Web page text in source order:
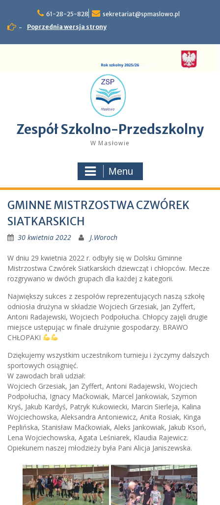
content
61-28-25-828
sekretariat@spmaslowo.pl
-
Poprzednia wersja strony
Zespół Szkolno-Przedszkolny
W Masłowie
Menu
GMINNE MISTRZOSTWA CZWÓREK
SIATKARSKICH
30 kwietnia 2022 J.Woroch
W dniu 29 kwietnia 2022 r. odbyły się w Dolsku Gminne
Mistrzostwa Czwórek Siatkarskich dziewcząt i chłopców. Mecze
rozgrywano w dwóch grupach dla każdej z kategorii.
Największy sukces z zespołów reprezentujących naszą szkołę
odniosła drużyna w składzie Wojciech Grzesiak, Jan Zyffert,
Antoni Radajewski, Wojciech Podpołucha. Chłopcy zajęli drugie
miejsce ustępując w finale drużynie gospodarzy. BRAWO
CHŁOPAKI
Dziękujemy wszystkim uczestnikom turnieju i życzymy dalszych
sportowych osiągnięć.
W zawodach brali udział:
Wojciech Grzesiak, Jan Zyffert, Antoni Radajewski, Wojciech
Podpołucha, Ignacy Maćkowiak, Marcel Jankowiak, Szymon
Kryś, Jakub Kardyś, Patryk Kukowiecki, Marcin Sierleja, Kalina
Wojciechowska, Aleksandra Antoniewicz, Anita Rosiak, Kinga
Peplińska, Stanisław Maćkowiak, Aleks Jankowiak, Jakub Ksoń,
Lena Wojciechowska, Agata Leśniarek, Klaudia Rajewicz.
Opiekunem naszej młodzieży była Pani Alicja Janiszewska.